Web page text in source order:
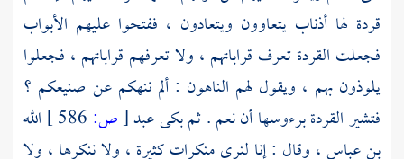
قردة لها أذناب يتعاوون ويتعادون ، ففتحوا عليهم الأبواب
فجعلت القردة تعرف قراباتهم ، ولا تعرفهم قراباتهم ، فجعلوا
يلوذون بهم ، ويقول لهم الناهون : ألم ننهكم عن صنيعكم ؟
فتشير القردة برءوسها أن نعم . ثم بكىعبد[ص:
الله
بن عباس، وقال : إنا لنرى منكرات كثيرة ، ولا ننكرها ، ولا